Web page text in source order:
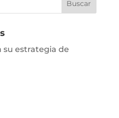
su estrategia de